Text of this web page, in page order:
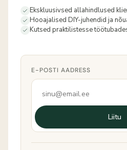
Ekskluusivsed allahindlused
Hooajalised DIY-juhendid ja
Kutsed praktilistesse
E-POSTI AADRESS
Liitu